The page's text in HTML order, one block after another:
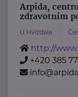
Arpida,
zdravotním
U Hvízdala
http://
+420 385